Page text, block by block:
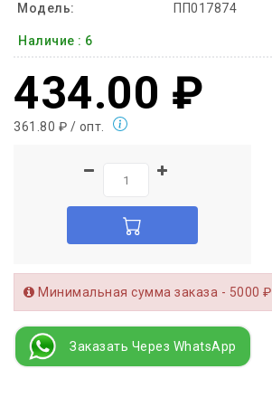
Модель:
ПП017874
Наличие : 6
434.00 ₽
361.80 ₽ / опт.
Минимальная сумма заказа - 5000 ₽
Заказать Через WhatsApp